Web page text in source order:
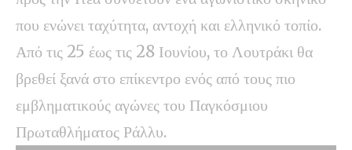
που ενώνει ταχύτητα, αντοχή και ελληνικό τοπίο.
Από τις 25 έως τις 28 Ιουνίου, το Λουτράκι θα
βρεθεί ξανά στο επίκεντρο ενός από τους πιο
εμβληματικούς αγώνες του Παγκόσμιου
Πρωταθλήματος Ράλλυ.